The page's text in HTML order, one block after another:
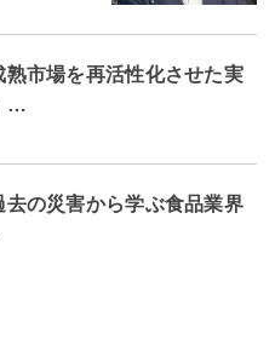
市場を再活性化させた実
…
の災害から学ぶ食品業界